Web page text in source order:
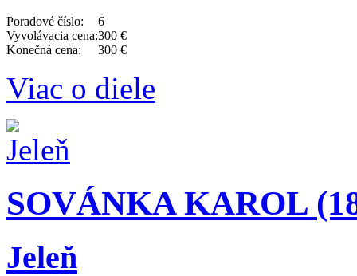
Poradové číslo:
6
Vyvolávacia cena:300 €
Konečná cena:
300 €
Viac o diele
SOVÁNKA KAROL
Jeleň